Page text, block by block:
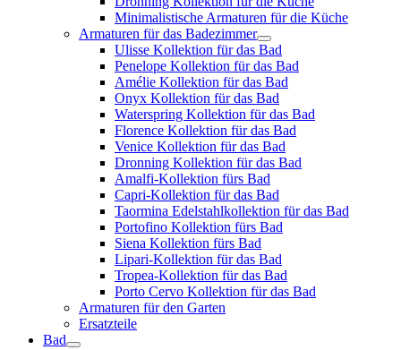
Minimalistische Armaturen für die Küche
Armaturen für das Badezimmer
Ulisse Kollektion für das Bad
Penelope Kollektion für das Bad
Amélie Kollektion für das Bad
Onyx Kollektion für das Bad
Waterspring Kollektion für das Bad
Florence Kollektion für das Bad
Venice Kollektion für das Bad
Dronning Kollektion für das Bad
Amalfi-Kollektion fürs Bad
Capri-Kollektion für das Bad
Taormina Edelstahlkollektion für das Bad
Portofino Kollektion fürs Bad
Siena Kollektion fürs Bad
Lipari-Kollektion für das Bad
Tropea-Kollektion für das Bad
Porto Cervo Kollektion für das Bad
Armaturen für den Garten
Ersatzteile
Bad